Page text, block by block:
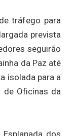
tráfego para
prevista
seguirão
da Paz até
isolada para a
de Oficinas da
dos